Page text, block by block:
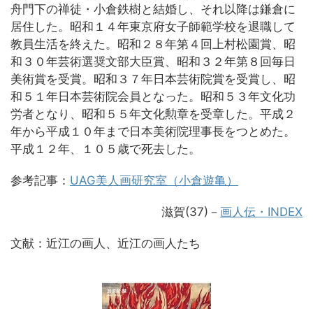
舟門下の禅徒・小倉鉄樹と結婚し、それ以降は鎌倉に
居住した。昭和１４年東京府女子師範学校を退職して
教員生活を終えた。昭和２８年第４回上村松園賞、昭
和３０年芸術選奨文部大臣賞、昭和３２年第８回毎日
美術賞を受賞。昭和３７年日本芸術院賞を受賞し、昭
和５１年日本芸術院会員となった。昭和５３年文化功
労者となり、昭和５５年文化勲章を受章した。平成２
年から平成１０年まで日本美術院理事長をつとめた。
平成１２年、１０５歳で死去した。
参考記事： UAG美人画研究室（小倉遊亀）
滋賀(37)－ 画人伝・INDEX
文献：近江の画人、近江の画人たち